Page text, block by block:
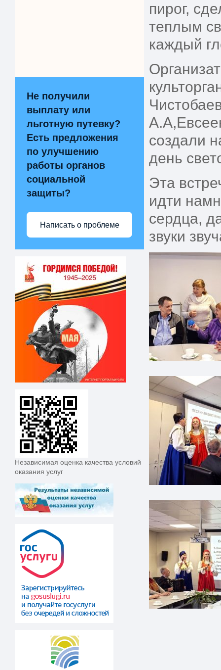
Не получили
выплату или
льготную путевку?
Есть предложения
по улучшению
работы органов
социальной
защиты?
Написать о проблеме
Независимая оценка качества условий
оказания услуг
пирог,
теплым
каждый
создали
день
Эта
идти
сердца,
звуки